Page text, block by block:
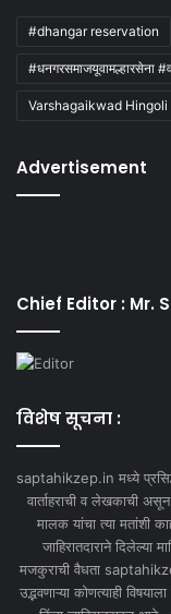
#dhangar reservation
#धनगरसमाजयूवामल्हारसेना
Varshagaikwad
Advertisement
Chief Editor : Mr.
विशेष सूचना :
saptahikzep.in मध्ये
वार्ताहराची व लेखकाची
मालक यांचा त्या मतांशी
जाहिरातदाराने दिलेल्या
मजकुराची वैधता
उद्भवणाऱ्या कोणत्याही